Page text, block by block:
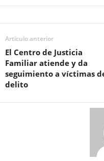
Artículo anterior
El Centro de Justicia
Familiar atiende y da
seguimiento a víctimas
delito